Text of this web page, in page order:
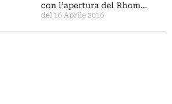
con l’apertura del Rhom…
del 16 Aprile 2016